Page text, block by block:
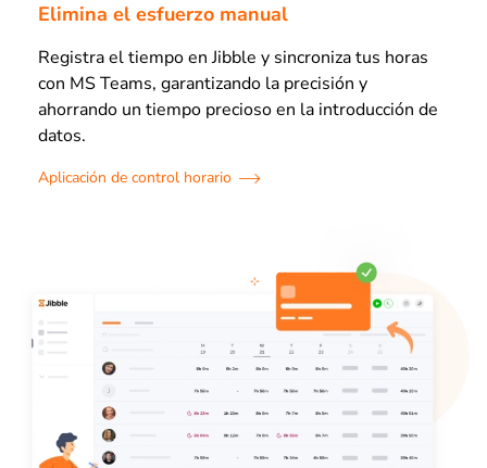
Elimina el esfuerzo manual
Registra el tiempo en Jibble y sincroniza tus horas
con MS Teams, garantizando la precisión y
ahorrando un tiempo precioso en la introducción de
datos.
Aplicación de control horario